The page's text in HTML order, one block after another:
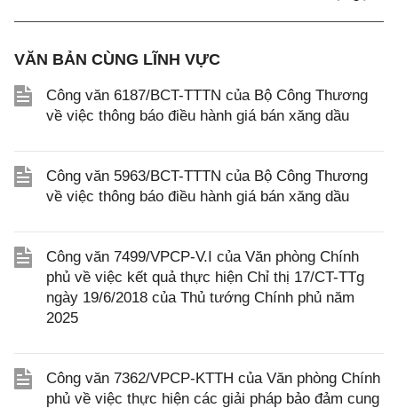
VĂN BẢN CÙNG LĨNH VỰC
Công văn 6187/BCT-TTTN của Bộ Công Thương
về việc thông báo điều hành giá bán xăng dầu
Công văn 5963/BCT-TTTN của Bộ Công Thương
về việc thông báo điều hành giá bán xăng dầu
Công văn 7499/VPCP-V.I của Văn phòng Chính
phủ về việc kết quả thực hiện Chỉ thị 17/CT-TTg
ngày 19/6/2018 của Thủ tướng Chính phủ năm
2025
Công văn 7362/VPCP-KTTH của Văn phòng Chính
phủ về việc thực hiện các giải pháp bảo đảm cung